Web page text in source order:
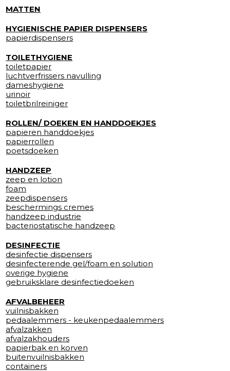
MATTEN
HYGIENISCHE PAPIER DISPENSERS
papierdispensers
TOILETHYGIENE
toiletpapier
luchtverfrissers navulling
dameshygiene
urinoir
toiletbrilreiniger
ROLLEN/ DOEKEN EN HANDDOEKJES
papieren handdoekjes
papierrollen
poetsdoeken
HANDZEEP
zeep en lotion
foam
zeepdispensers
beschermings cremes
handzeep industrie
bacteriostatische handzeep
DESINFECTIE
desinfectie dispensers
desinfecterende gel/foam en solution
overige hygiene
gebruiksklare desinfectiedoeken
AFVALBEHEER
vuilnisbakken
pedaalemmers - keukenpedaalemmers
afvalzakken
afvalzakhouders
papierbak en korven
buitenvuilnisbakken
containers